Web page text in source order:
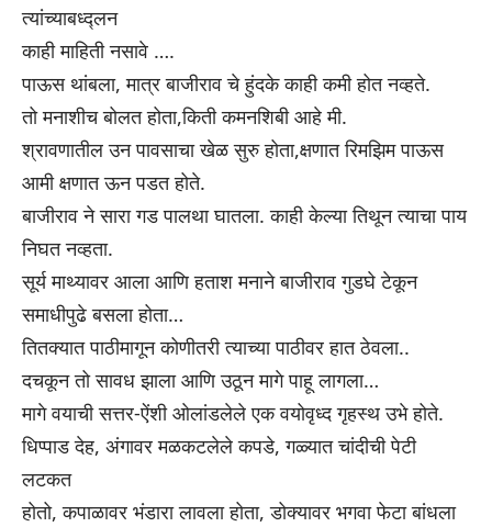
त्यांच्याबध्द्लन
काही माहिती नसावे ….
पाऊस थांबला, मात्र बाजीराव चे हुंदके काही कमी होत नव्हते.
तो मनाशीच बोलत होता,किती कमनशिबी आहे मी.
श्रावणातील उन पावसाचा खेळ सुरु होता,क्षणात रिमझिम पाऊस
आमी क्षणात ऊन पडत होते.
बाजीराव ने सारा गड पालथा घातला. काही केल्या तिथून त्याचा पाय
निघत नव्हता.
सूर्य माथ्यावर आला आणि हताश मनाने बाजीराव गुडघे टेकून
समाधीपुढे बसला होता…
तितक्यात पाठीमागून कोणीतरी त्याच्या पाठीवर हात ठेवला..
दचकून तो सावध झाला आणि उठून मागे पाहू लागला…
मागे वयाची सत्तर-ऐंशी ओलांडलेले एक वयोवृध्द गृहस्थ उभे होते.
धिप्पाड देह, अंगावर मळकटलेले कपडे, गळ्यात चांदीची पेटी
लटकत
होतो, कपाळावर भंडारा लावला होता, डोक्यावर भगवा फेटा बांधला